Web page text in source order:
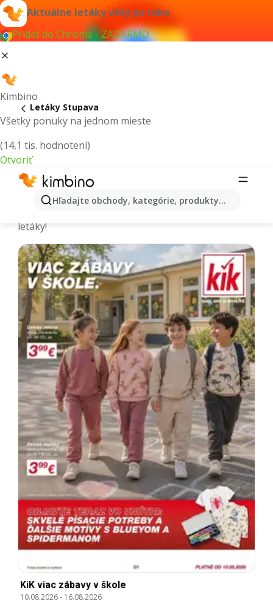
Aktuálne letáky vždy po ruke
Pridať do Chrome - ZADARMO
Kimbino
Všetky ponuky na jednom mieste
(14,1 tis. hodnotení)
Otvoriť
Hľadajte obchody, kategórie, produkty...
Letáky Stupava
Stupava - Aktuálne letáky a katalógy
letáky!
KiK viac zábavy v škole
10.08.2026- 16.08.2026